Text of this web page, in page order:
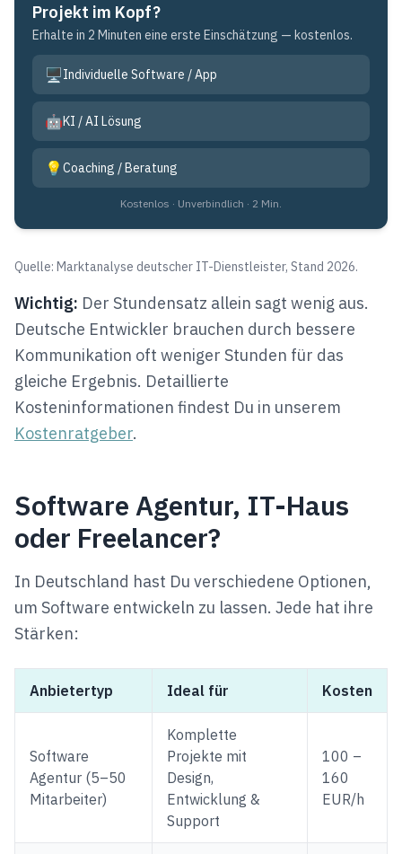
Projekt im Kopf?
Erhalte in 2 Minuten eine erste Einschätzung — kostenlos.
🖥️Individuelle Software / App
🤖KI / AI Lösung
💡 Coaching / Beratung
Kostenlos · Unverbindlich · 2 Min.
Quelle: Marktanalyse deutscher IT-Dienstleister, Stand 2026.
Wichtig: Der Stundensatz allein sagt wenig aus.
Deutsche Entwickler brauchen durch bessere
Kommunikation oft weniger Stunden für das
gleiche Ergebnis. Detaillierte
Kosteninformationen findest Du in unserem
Kostenratgeber.
Software Agentur, IT-Haus
oder Freelancer?
In Deutschland hast Du verschiedene Optionen,
um Software entwickeln zu lassen. Jede hat ihre
Stärken:
Anbietertyp Ideal für Kosten
Software
Agentur (5–50
Mitarbeiter)
Komplette
Projekte mit
Design,
Entwicklung &
Support
100 –
160
EUR/h